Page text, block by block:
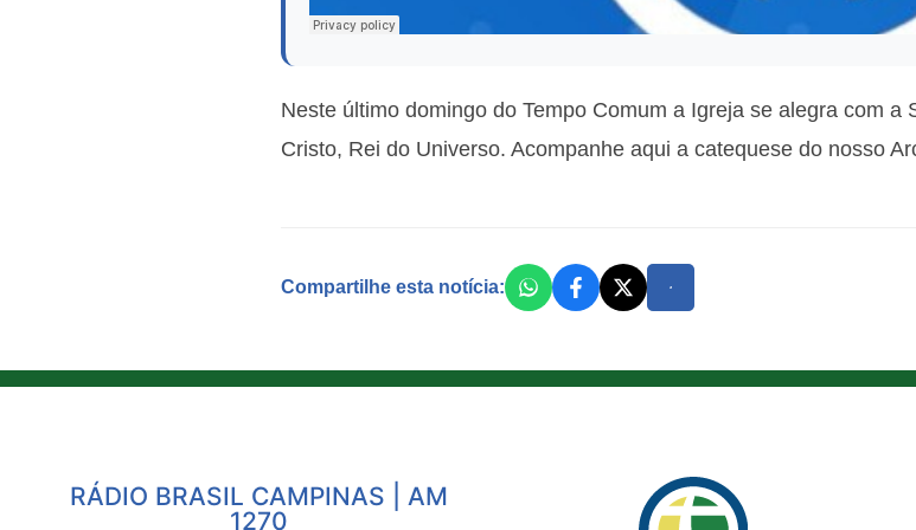
Neste último domingo do Tempo Comum a Igreja se alegra com a
Cristo, Rei do Universo. Acompanhe aqui a catequese do nosso
Compartilhe esta notícia:
RÁDIO BRASIL CAMPINAS | AM
1270